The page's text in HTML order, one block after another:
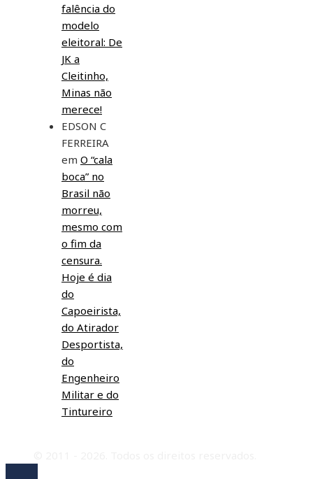
falência do
modelo
eleitoral: De
JK a
Cleitinho,
Minas não
merece!
EDSON C
FERREIRA
em O “cala
boca” no
Brasil não
morreu,
mesmo com
o fim da
censura.
Hoje é dia
do
Capoeirista,
do Atirador
Desportista,
do
Engenheiro
Militar e do
Tintureiro